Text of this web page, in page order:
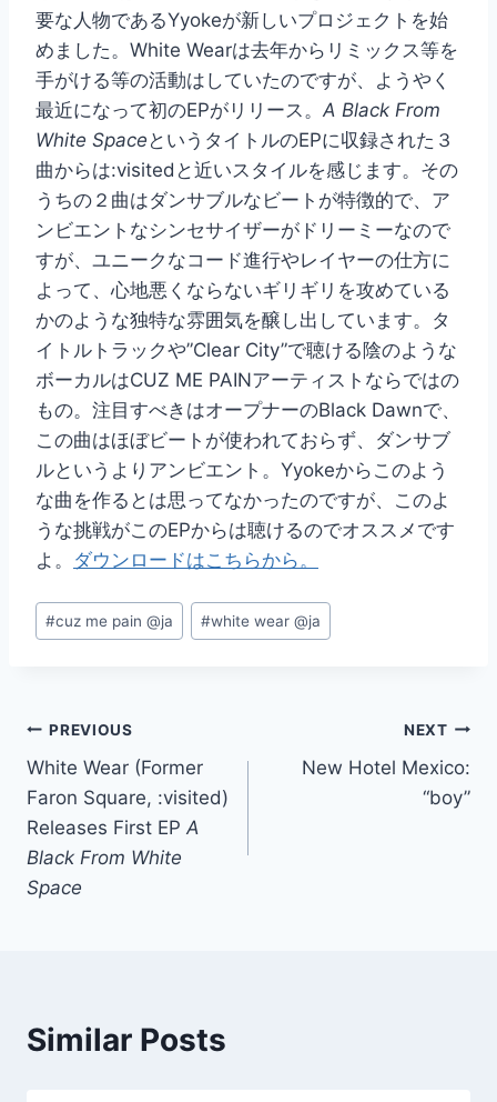
要な人物であるYyokeが新しいプロジェクトを始
めました。White Wearは去年からリミックス等を
手がける等の活動はしていたのですが、ようやく
最近になって初のEPがリリース。 A Black From
White Space というタイトルのEPに収録された３
曲からは:visitedと近いスタイルを感じます。その
うちの２曲はダンサブルなビートが特徴的で、ア
ンビエントなシンセサイザーがドリーミーなので
すが、ユニークなコード進行やレイヤーの仕方に
よって、心地悪くならないギリギリを攻めている
かのような独特な雰囲気を醸し出しています。タ
イトルトラックや”Clear City”で聴ける陰のような
ボーカルはCUZ ME PAINアーティストならではの
もの。注目すべきはオープナーのBlack Dawnで、
この曲はほぼビートが使われておらず、ダンサブ
ルというよりアンビエント。Yyokeからこのよう
な曲を作るとは思ってなかったのですが、このよ
うな挑戦がこのEPからは聴けるのでオススメです
よ。 ダウンロードはこちらから。
Post
Tags:
#cuz me pain @ja #white wear @ja
Post
navigation
PREVIOUS
White Wear (Former
Faron Square, :visited)
Releases First EP A
Black From White
Space
NEXT
New Hotel Mexico:
“boy”
Similar Posts